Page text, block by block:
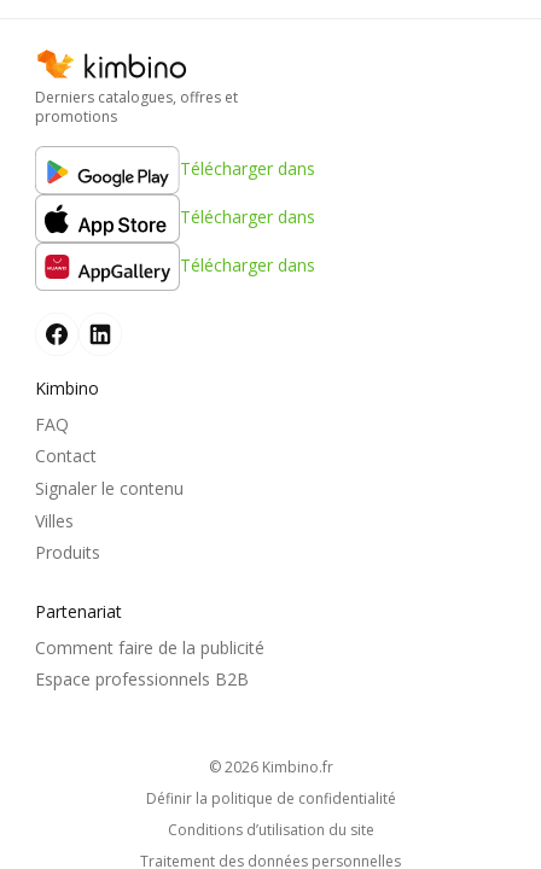
Derniers catalogues, offres et
promotions
Télécharger dans
Télécharger dans
Télécharger dans
Kimbino
FAQ
Contact
Signaler le contenu
Villes
Produits
Partenariat
Comment faire de la publicité
Espace professionnels B2B
© 2026 kimbino.fr
Définir la politique de confidentialité
Conditions d’utilisation du site
Traitement des données personnelles